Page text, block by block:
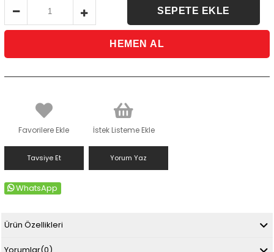
Favorilere Ekle İstek Listeme Ekle
Tavsiye Et Yorum Yaz
WhatsApp
Ürün Özellikleri